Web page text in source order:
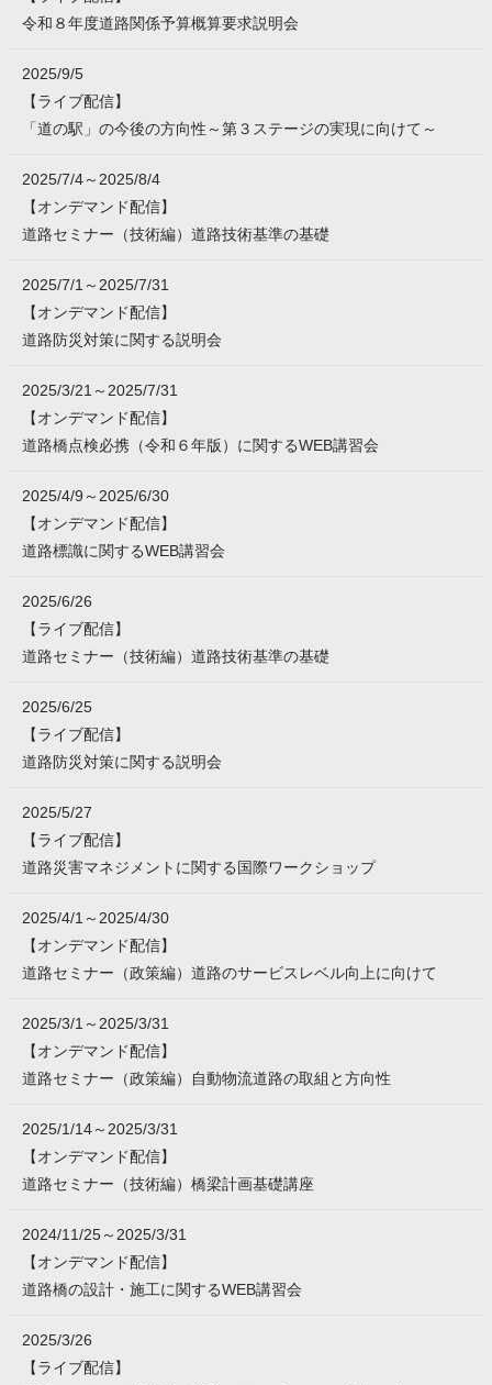
令和８年度道路関係予算概算要求説明会
2025/9/5
【ライブ配信】
「道の駅」の今後の方向性～第３ステージの実現に向けて～
2025/7/4～2025/8/4
【オンデマンド配信】
道路セミナー（技術編）道路技術基準の基礎
2025/7/1～2025/7/31
【オンデマンド配信】
道路防災対策に関する説明会
2025/3/21～2025/7/31
【オンデマンド配信】
道路橋点検必携（令和６年版）に関するWEB講習会
2025/4/9～2025/6/30
【オンデマンド配信】
道路標識に関するWEB講習会
2025/6/26
【ライブ配信】
道路セミナー（技術編）道路技術基準の基礎
2025/6/25
【ライブ配信】
道路防災対策に関する説明会
2025/5/27
【ライブ配信】
道路災害マネジメントに関する国際ワークショップ
2025/4/1～2025/4/30
【オンデマンド配信】
道路セミナー（政策編）道路のサービスレベル向上に向けて
2025/3/1～2025/3/31
【オンデマンド配信】
道路セミナー（政策編）自動物流道路の取組と方向性
2025/1/14～2025/3/31
【オンデマンド配信】
道路セミナー（技術編）橋梁計画基礎講座
2024/11/25～2025/3/31
【オンデマンド配信】
道路橋の設計・施工に関するWEB講習会
2025/3/26
【ライブ配信】